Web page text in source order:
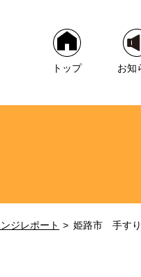
トップ お知
ジレポート 姫路市 手す